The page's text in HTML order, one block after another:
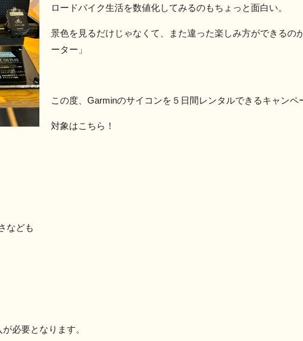
ロードバイク生活を数値化してみるのもちょっと面白い。
景色を見るだけじゃなくて、また違った楽しみ方ができるの
ーター」
この度、Garminのサイコンを５日間レンタルできるキャンペ
対象はこちら！
なども
必要となります。